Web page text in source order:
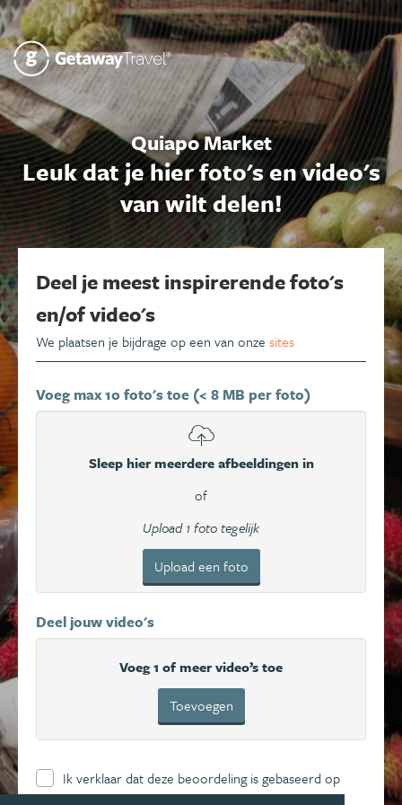
Quiapo Market
Leuk dat je hier foto's en video's
van wilt delen!
Deel je meest inspirerende foto's
en/of video's
We plaatsen je bijdrage op een van onze sites
Voeg max 10 foto's toe (< 8 MB per foto)
Sleep hier meerdere afbeeldingen in
of
Upload 1 foto tegelijk
Upload een foto
Deel jouw video's
Voeg 1 of meer video’s toe
Toevoegen
Ik verklaar dat deze beoordeling is gebaseerd op
mijn eigen ervaring en ga hierbij akkoord met de